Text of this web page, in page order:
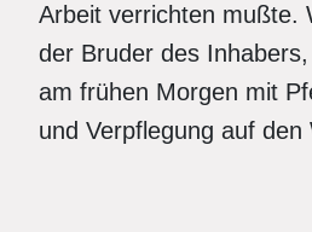
Arbeit verrichten mußte.
der Bruder des
am frühen Morgen mit
und Verpflegung auf den